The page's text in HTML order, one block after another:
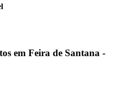
em Feira de Santana -